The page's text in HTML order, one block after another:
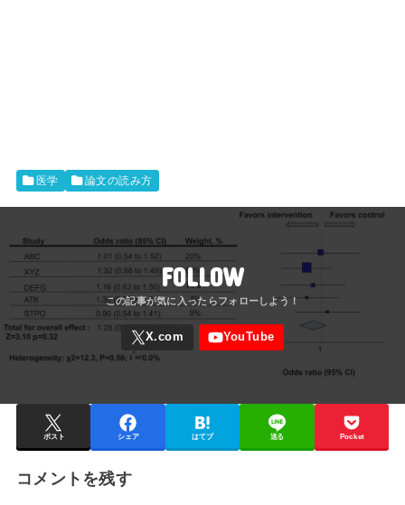
医学 論文の読み方
FOLLOW
ポスト シェア はてブ 送る Pocket
コメントを残す